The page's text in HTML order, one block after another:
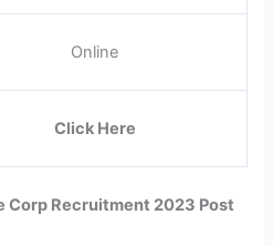
Online
Click Here
Corp Recruitment 2023 Post